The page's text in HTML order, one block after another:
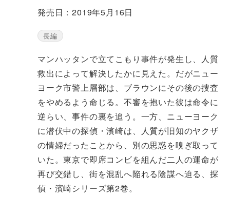
発売日：2019年5月16日
長編
マンハッタンで立てこもり事件が発生し、人質
救出によって解決したかに見えた。だがニュー
ヨーク市警上層部は、ブラウンにその後の捜査
をやめるよう命じる。不審を抱いた彼は命令に
逆らい、事件の裏を追う。一方、ニューヨーク
に潜伏中の探偵・濱崎は、人質が旧知のヤクザ
の情婦だったことから、別の思惑を嗅ぎ取って
いた。東京で即席コンビを組んだ二人の運命が
再び交錯し、街を混乱へ陥れる陰謀へ迫る、探
偵・濱崎シリーズ第2巻。